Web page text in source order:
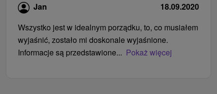
Jan
18.09.2020
Wszystko jest w idealnym porządku, to, co musiałem
wyjaśnić, zostało mi doskonale wyjaśnione.
Informacje są przedstawione... Pokaż więcej